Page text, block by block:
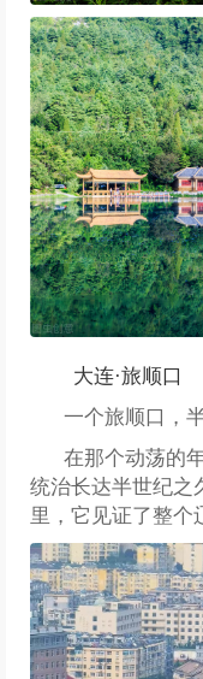
大连·旅顺口
一个旅顺口，
在那个动荡的
统治长达半世纪之
里，它见证了整个